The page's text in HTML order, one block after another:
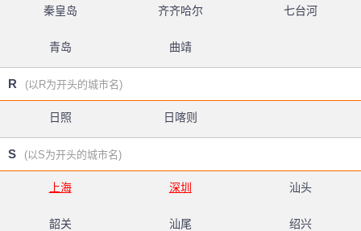
秦皇岛 齐齐哈尔 七台河
青岛 曲靖
R (以R为开头的城市名)
日照 日喀则
S (以S为开头的城市名)
上海 深圳 汕头
韶关 汕尾 绍兴